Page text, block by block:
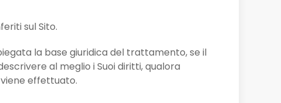
sul Sito.
la base giuridica del trattamento, se il
al meglio i Suoi diritti, qualora
effettuato.